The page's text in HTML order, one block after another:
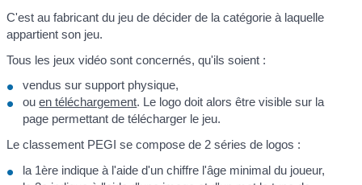
C'est au fabricant du jeu de décider de la catégorie à laquelle
appartient son jeu.
Tous les jeux vidéo sont concernés, qu'ils soient :
vendus sur support physique,
ouen téléchargement. Le logo doit alors être visible sur la
page permettant de télécharger le jeu.
Le classement PEGI se compose de 2 séries de logos :
la 1ère indique à l'aide d'un chiffre l'âge minimal du joueur,